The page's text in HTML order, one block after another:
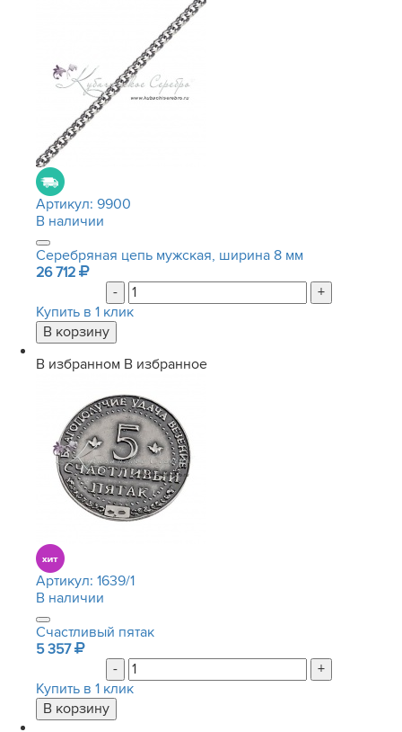
Артикул: 9900
В наличии
Серебряная цепь мужская, ширина 8 мм
26 712
-
+
Купить в 1 клик
В избранном В избранное
Артикул: 1639/1
В наличии
Счастливый пятак
5 357
-
+
Купить в 1 клик